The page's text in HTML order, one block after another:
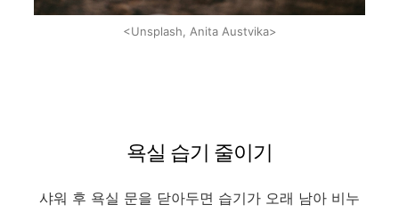
<Unsplash, Anita Austvika>
욕실 습기 줄이기
샤워 후 욕실 문을 닫아두면 습기가 오래 남아 비누